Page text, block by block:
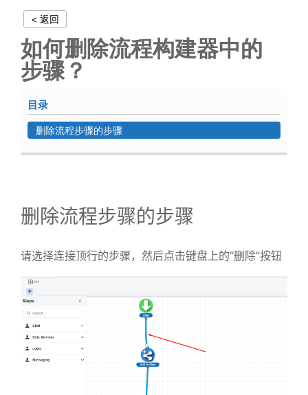
< 返回
如何删除流程构建器中的
步骤？
目录
删除流程步骤的步骤
删除流程步骤的步骤
请选择连接顶行的步骤，然后点击键盘上的“删除”按钮